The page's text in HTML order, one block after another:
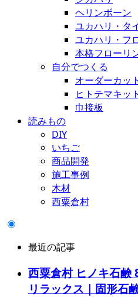
ヘリンボーン
ユカハリ・タ
ユカハリ・フ
本格フローリ
自分でつくる
オーダーカット
ヒトテマキット
巾接板
読みもの
DIY
いちご
商品開発
施工事例
木材
西粟倉村
最近の記事
西粟倉村 ヒノキ石鹸
リラックス｜固形石